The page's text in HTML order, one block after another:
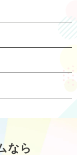
なら